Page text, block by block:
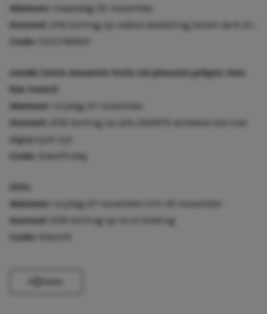
Wanneer:
maandag 30 november
Hoeveel:
21% korting op iedere bestelling boven de € 21,-
Code:
navabi (onze nieuwste trots vol plussize jurkjes;
lees
hier meer
Wanneer:
vrijdag 27 november
Hoeveel:
25% korting op alle ZWARTE artikelen die niet
afgeprijsd zijn
Code:
blackfriday
Otto
Wanneer:
vrijdag 27 november t/m 30 november
Hoeveel:
20% korting op ALLE kleding
Code:
black15